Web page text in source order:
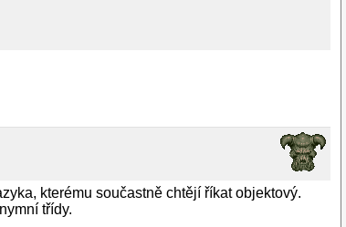
kterému součastně chtějí říkat objektový.
třídy.